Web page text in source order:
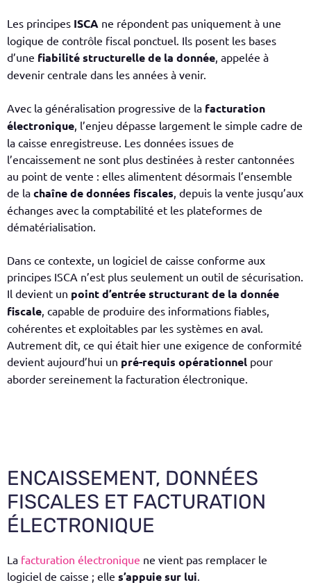
Les principes ISCA ne répondent pas uniquement à une
logique de contrôle fiscal ponctuel. Ils posent les bases
d’une fiabilité structurelle de la donnée, appelée à
devenir centrale dans les années à venir.
Avec la généralisation progressive de la facturation
électronique, l’enjeu dépasse largement le simple cadre de
la caisse enregistreuse. Les données issues de
l’encaissement ne sont plus destinées à rester cantonnées
au point de vente : elles alimentent désormais l’ensemble
de la chaîne de données fiscales, depuis la vente jusqu’aux
échanges avec la comptabilité et les plateformes de
dématérialisation.
Dans ce contexte, un logiciel de caisse conforme aux
principes ISCA n’est plus seulement un outil de sécurisation.
Il devient un point d’entrée structurant de la donnée
fiscale, capable de produire des informations fiables,
cohérentes et exploitables par les systèmes en aval.
Autrement dit, ce qui était hier une exigence de conformité
devient aujourd’hui un pré-requis opérationnel pour
aborder sereinement la facturation électronique.
ENCAISSEMENT, DONNÉES
FISCALES ET FACTURATION
ÉLECTRONIQUE
La facturation électronique ne vient pas remplacer le
logiciel de caisse ; elle s’appuie sur lui.